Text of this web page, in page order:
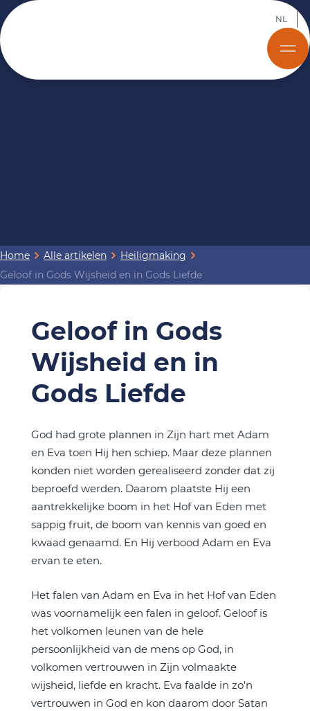
NL
Home Alle artikelen
Heiligmaking
Geloof in Gods Wijsheid en in Gods Liefde
Geloof in Gods
Wijsheid en in
Gods Liefde
God had grote plannen in Zijn hart met Adam
en Eva toen Hij hen schiep. Maar deze plannen
konden niet worden gerealiseerd zonder dat zij
beproefd werden. Daarom plaatste Hij een
aantrekkelijke boom in het Hof van Eden met
sappig fruit, de boom van kennis van goed en
kwaad genaamd. En Hij verbood Adam en Eva
ervan te eten.
Het falen van Adam en Eva in het Hof van Eden
was voornamelijk een falen in geloof. Geloof is
het volkomen leunen van de hele
persoonlijkheid van de mens op God, in
volkomen vertrouwen in Zijn volmaakte
wijsheid, liefde en kracht. Eva faalde in zo'n
vertrouwen in God en kon daarom door Satan